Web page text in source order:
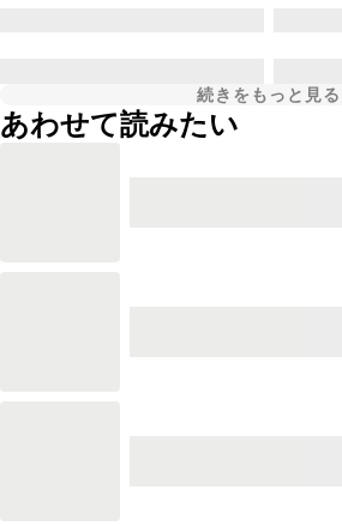
続きをもっと見る
あわせて読みたい